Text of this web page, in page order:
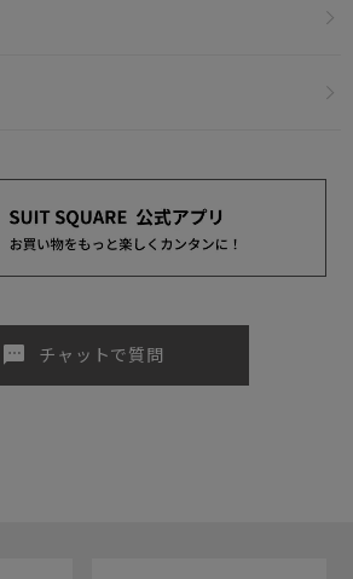
sms チャットで質問